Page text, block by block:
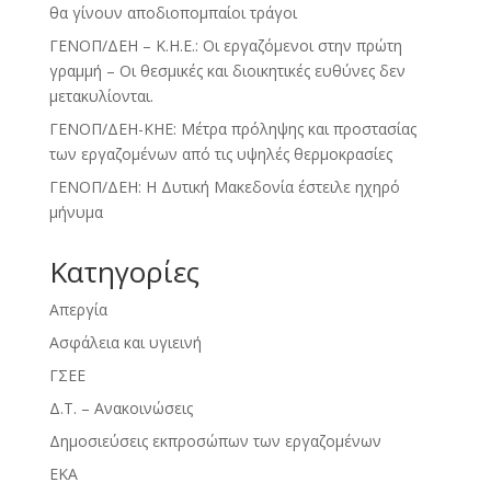
θα γίνουν αποδιοπομπαίοι τράγοι
ΓΕΝΟΠ/ΔΕΗ – Κ.Η.Ε.: Οι εργαζόμενοι στην πρώτη
γραμμή – Οι θεσμικές και διοικητικές ευθύνες δεν
μετακυλίονται.
ΓΕΝΟΠ/ΔΕΗ-ΚΗΕ: Μέτρα πρόληψης και προστασίας
των εργαζομένων από τις υψηλές θερμοκρασίες
ΓΕΝΟΠ/ΔΕΗ: Η Δυτική Μακεδονία έστειλε ηχηρό
μήνυμα
Kατηγορίες
Απεργία
Ασφάλεια και υγιεινή
ΓΣΕΕ
Δ.Τ. – Ανακοινώσεις
Δημοσιεύσεις εκπροσώπων των εργαζομένων
ΕΚΑ